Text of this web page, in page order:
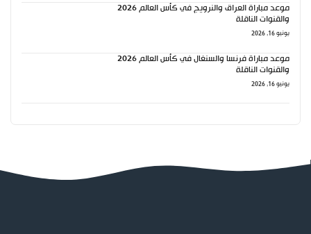
موعد مباراة العراق والنرويج في كأس العالم 2026
والقنوات الناقلة
يونيو 16, 2026
موعد مباراة فرنسا والسنغال في كأس العالم 2026
والقنوات الناقلة
يونيو 16, 2026